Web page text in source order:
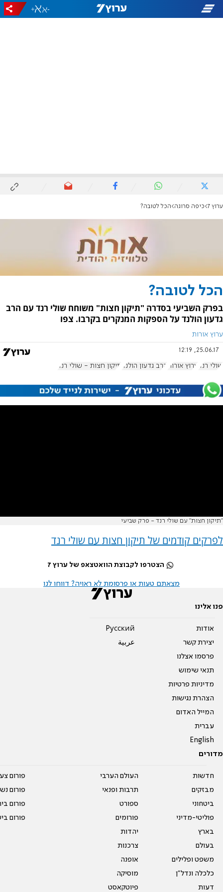
-
+
ערוץ 7 כיפה סרוגה הכל לטובה?
הכל לטובה?
בפרק השביעי בסדרה "תיקון חצות" משוחח שולי רנד עם הרב
גדעון הולנד על הספקות המנקרים בקרבו. צפו
ערוץ אורות
25.06.17, 12:19
שולי רנד ערוץ אורות הרב גדעון הולנד תיקון חצות - שולי רנד
"תיקון חצות" עם שולי רנד - פרק שביעי
לפרקים קודמים של תיקון חצות עם שולי רנד
הצטרפו לקבוצת הוואטצאפ של ערוץ 7
מצאתם טעות או פרסומת לא ראויה? דווחו לנו
פנו אלינו
אודות
יצירת קשר
פרסמו אצלנו
תנאי שימוש
מדיניות פרטיות
הצהרת נגישות
המייל האדום
עברית
English
Pусский
عربية
מדורים
חדשות
מבזקים
ביטחוני
פוליטי-מדיני
בארץ
בעולם
משפט ופלילים
כלכלה ונדל"ן
דעות
העולם הערבי
תרבות ופנאי
ספורט
פורומים
יהדות
צרכנות
אופנה
מוסיקה
פיוטקאסט
פורום
פורום
פורום
פורום